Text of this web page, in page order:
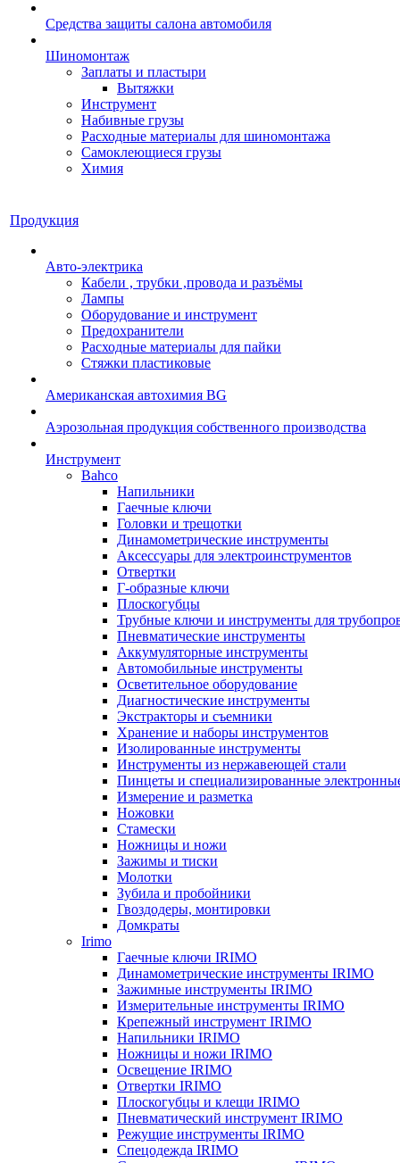
Средства защиты салона автомобиля
Шиномонтаж
Заплаты и пластыри
Вытяжки
Инструмент
Набивные грузы
Расходные материалы для шиномонтажа
Самоклеющиеся грузы
Химия
Продукция
Авто-электрика
Кабели , трубки ,провода и разъёмы
Лампы
Оборудование и инструмент
Предохранители
Расходные материалы для пайки
Стяжки пластиковые
Американская автохимия BG
Аэрозольная продукция собственного производства
Инструмент
Bahco
Напильники
Гаечные ключи
Головки и трещотки
Динамометрические инструменты
Аксессуары для электроинструментов
Отвертки
Г-образные ключи
Плоскогубцы
Трубные ключи и инструменты для
Пневматические инструменты
Аккумуляторные инструменты
Автомобильные инструменты
Осветительное оборудование
Диагностические инструменты
Экстракторы и съемники
Хранение и наборы инструментов
Изолированные инструменты
Инструменты из нержавеющей стали
Пинцеты и специализированные
Измерение и разметка
Ножовки
Стамески
Ножницы и ножи
Зажимы и тиски
Молотки
Зубила и пробойники
Гвоздодеры, монтировки
Домкраты
Irimo
Гаечные ключи IRIMO
Динамометрические инструменты IRIMO
Зажимные инструменты IRIMO
Измерительные инструменты IRIMO
Крепежный инструмент IRIMO
Напильники IRIMO
Ножницы и ножи IRIMO
Освещение IRIMO
Отвертки IRIMO
Плоскогубцы и клещи IRIMO
Пневматический инструмент IRIMO
Режущие инструменты IRIMO
Спецодежда IRIMO